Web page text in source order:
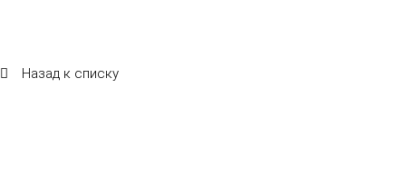
Назад к списку